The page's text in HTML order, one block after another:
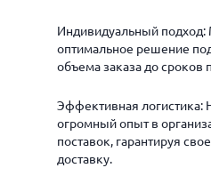
Индивидуальный подход:
оптимальное решение
объема заказа до сроков
Эффективная логистика:
огромный опыт в
поставок, гарантируя
доставку.